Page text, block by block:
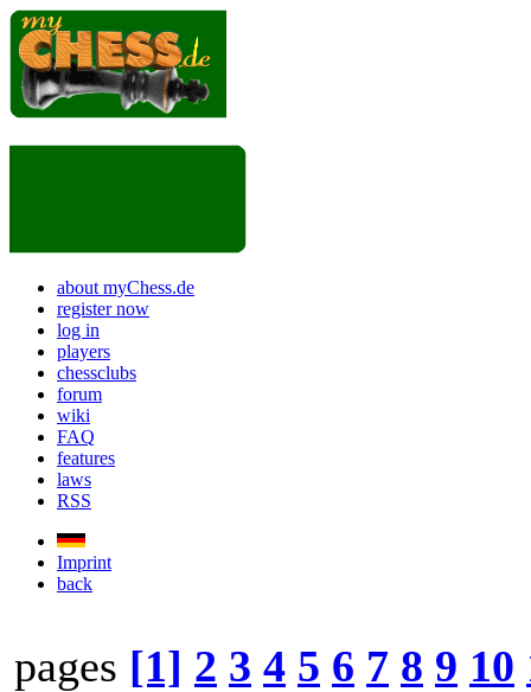
about myChess.de
register now
log in
players
chessclubs
forum
wiki
FAQ
features
laws
RSS
Imprint
back
pages [1] 2 3 4 5 6 7 8 9 10